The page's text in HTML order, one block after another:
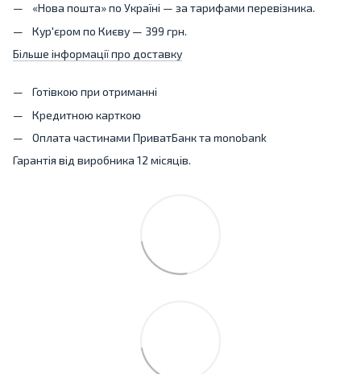
«Нова пошта» по Україні — за тарифами перевізника.
Кур'єром по Києву — 399 грн.
Більше інформації про доставку
Готівкою при отриманні
Кредитною карткою
Оплата частинами ПриватБанк та monobank
Гарантія від виробника 12 місяців.